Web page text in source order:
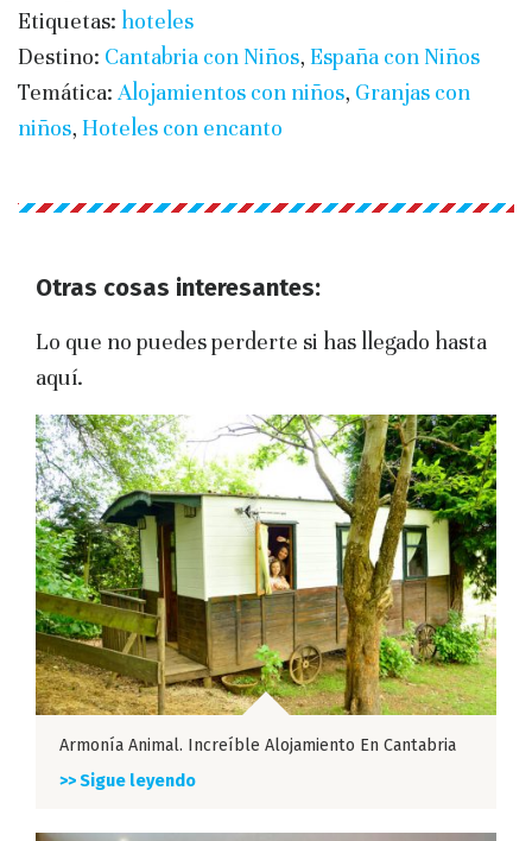
Etiquetas: hoteles
Destino: Cantabria con Niños, España con Niños
Temática: Alojamientos con niños, Granjas con
niños, Hoteles con encanto
Otras cosas interesantes:
Lo que no puedes perderte si has llegado hasta
aquí.
Armonía Animal. Increíble Alojamiento En Cantabria
>> Sigue leyendo